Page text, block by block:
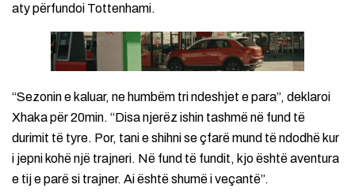
aty përfundoi Tottenhami.
“Sezonin e kaluar, ne humbëm tri ndeshjet e para”, deklaroi
Xhaka për 20min. “Disa njerëz ishin tashmë në fund të
durimit të tyre. Por, tani e shihni se çfarë mund të ndodhë kur
i jepni kohë një trajneri. Në fund të fundit, kjo është aventura
e tij e parë si trajner. Ai është shumë i veçantë”.